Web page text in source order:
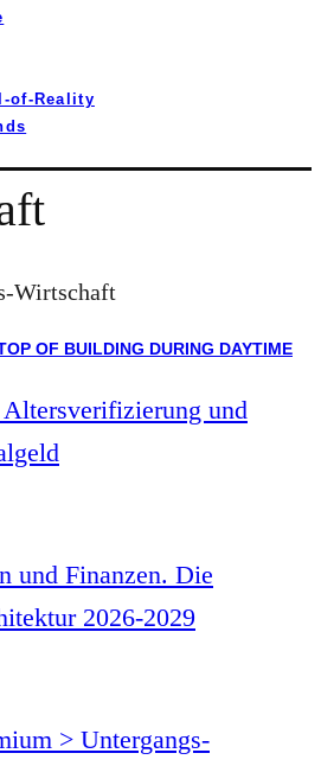
of-Reality
Wirtschaft
und
und Finanzen. Die
2026-2029
> Untergangs-